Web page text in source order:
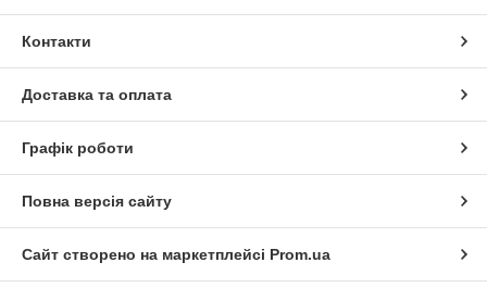
Контакти
Доставка та оплата
Графік роботи
Повна версія сайту
Сайт створено на маркетплейсі Prom.ua